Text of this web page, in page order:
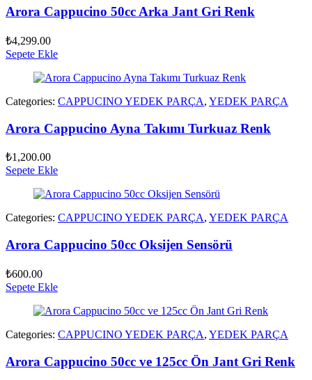
Arora Cappucino 50cc Arka Jant Gri Renk
₺4,299.00
Sepete Ekle
Categories: CAPPUCINO YEDEK PARÇA, YEDEK PARÇA
Arora Cappucino Ayna Takımı Turkuaz Renk
₺1,200.00
Sepete Ekle
Categories: CAPPUCINO YEDEK PARÇA, YEDEK PARÇA
Arora Cappucino 50cc Oksijen Sensörü
₺600.00
Sepete Ekle
Categories: CAPPUCINO YEDEK PARÇA, YEDEK PARÇA
Arora Cappucino 50cc ve 125cc Ön Jant Gri Renk